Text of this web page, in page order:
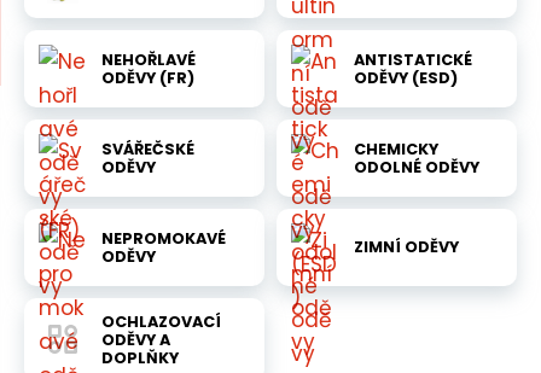
NEHOŘLAVÉ
ODĚVY (FR)
ANTISTATICKÉ
ODĚVY (ESD)
SVÁŘEČSKÉ
ODĚVY
CHEMICKY
ODOLNÉ ODĚVY
NEPROMOKAVÉ
ODĚVY
ZIMNÍ ODĚVY
OCHLAZOVACÍ
ODĚVY A
DOPLŇKY